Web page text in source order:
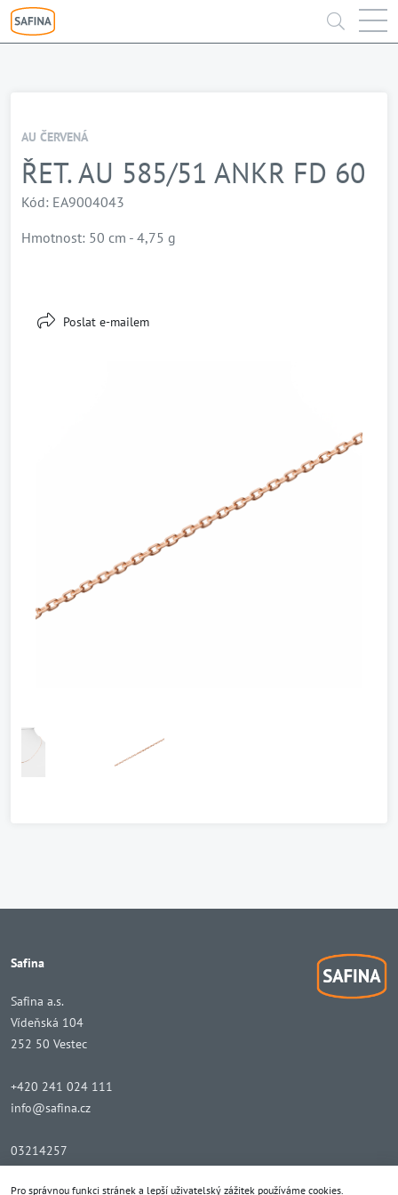
AU ČERVENÁ
ŘET. AU 585/51 ANKR FD 60
Kód: EA9004043
Hmotnost: 50 cm - 4,75 g
Poslat e-mailem
Safina
Safina a.s.
Vídeňská 104
252 50 Vestec
+420 241 024 111
info@safina.cz
03214257
Pro správnou funkci stránek a lepší uživatelský zážitek používáme cookies.